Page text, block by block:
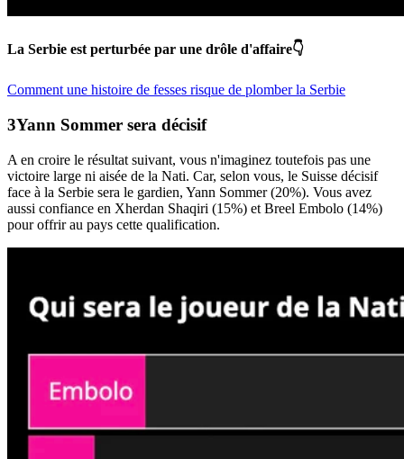
La Serbie est perturbée par une drôle d'affaire👇
Comment une histoire de fesses risque de plomber la Serbie
Yann Sommer sera décisif
A en croire le résultat suivant, vous n'imaginez toutefois pas une
victoire large ni aisée de la Nati. Car, selon vous, le Suisse décisif
face à la Serbie sera le gardien, Yann Sommer (20%). Vous avez
aussi confiance en Xherdan Shaqiri (15%) et Breel Embolo (14%)
pour offrir au pays cette qualification.